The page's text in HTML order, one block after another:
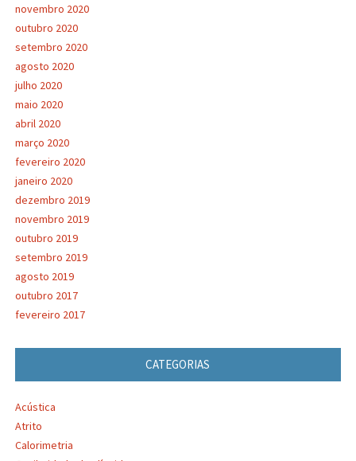
novembro 2020
outubro 2020
setembro 2020
agosto 2020
julho 2020
maio 2020
abril 2020
março 2020
fevereiro 2020
janeiro 2020
dezembro 2019
novembro 2019
outubro 2019
setembro 2019
agosto 2019
outubro 2017
fevereiro 2017
CATEGORIAS
Acústica
Atrito
Calorimetria